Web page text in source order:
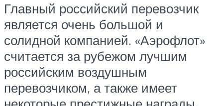
Главный российский перевозчик
является очень большой и
солидной компанией. «Аэрофлот»
считается за рубежом лучшим
российским воздушным
перевозчиком, а также имеет